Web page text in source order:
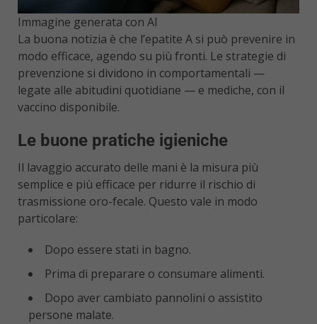
Immagine generata con AI
La buona notizia è che l’epatite A si può prevenire in
modo efficace, agendo su più fronti. Le strategie di
prevenzione si dividono in comportamentali —
legate alle abitudini quotidiane — e mediche, con il
vaccino disponibile.
Le buone pratiche igieniche
Il lavaggio accurato delle mani è la misura più
semplice e più efficace per ridurre il rischio di
trasmissione oro-fecale. Questo vale in modo
particolare:
Dopo essere stati in bagno.
Prima di preparare o consumare alimenti.
Dopo aver cambiato pannolini o assistito
persone malate.